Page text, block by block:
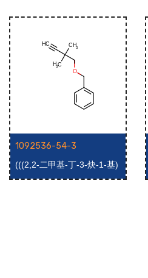
1092536-54-3
(((2,2-二甲基-丁-3-炔-1-基)
氧基)甲基)苯